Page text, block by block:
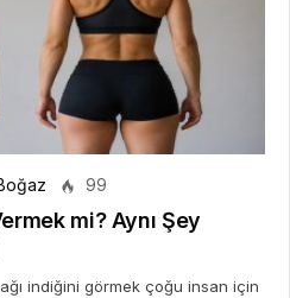
99
mi? Aynı Şey
indiğini görmek çoğu insan için